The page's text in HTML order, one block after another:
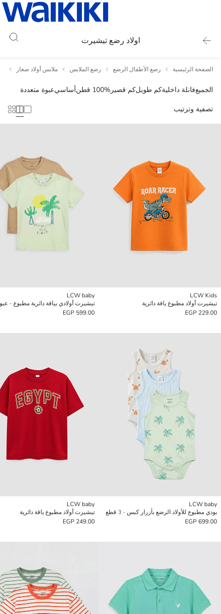
اولاد رضع تيشيرت
الصفحة الرئيسية رضع الأطفال الرضع رضع الملابس ملابس أولاد صغار
الجميعفانلة داخليةكم طويلكم قصير100% قطن أساسيعبوة متعددة
تصفية وترتيب
LCW Kids
تيشيرت أولاد مطبوع ياقة دائرية
229.00 EGP
LCW baby
599.00 EGP
LCW baby
بودي مطبوع للأولاد الرضع بأزرار كبس - 3 قطع
699.00 EGP
LCW baby
تيشيرت أولاد مطبوع ياقة دائرية
249.00 EGP